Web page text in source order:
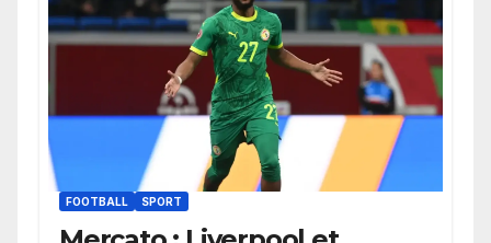
FOOTBALL SPORT